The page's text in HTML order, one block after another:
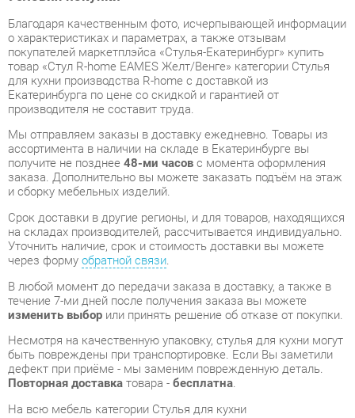
для кухни производства R-home с доставкой из
Екатеринбурга по цене со скидкой и гарантией от
производителя не составит труда.
Мы отправляем заказы в доставку ежедневно. Товары из
ассортимента в наличии на складе в Екатеринбурге вы
получите не позднее48-ми часов с момента оформления
заказа. Дополнительно вы можете заказать подъём на этаж
и сборку мебельных изделий.
Срок доставки в другие регионы, и для товаров, находящихся
на складах производителей, рассчитывается индивидуально.
Уточнить наличие, срок и стоимость доставки вы можете
через формуобратной связи.
течение 7-ми дней после получения заказа вы можете
изменить выборили принять решение об отказе от покупки.
Несмотря на качественную упаковку, стулья для кухни могут
быть повреждены при транспортировке. Если Вы заметили
дефект при приёме - мы заменим поврежденную деталь.
Повторная доставкатовара -бесплатна.
На всю мебель категории Стулья для кухни
распространяется гарантия 1 год, а на некоторые модели – 2
года с момента приобретения.
Стул R-home EAMES Желт/Венге- это качественное
изделие производстваR-home, соответствующее
современному государственному стандарту.